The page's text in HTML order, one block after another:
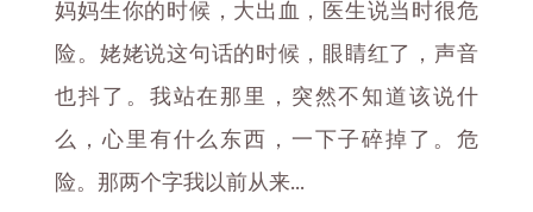
妈妈生你的时候，大出血，医生说当时很危
险。姥姥说这句话的时候，眼睛红了，声音
也抖了。我站在那里，突然不知道该说什
么，心里有什么东西，一下子碎掉了。危
险。那两个字我以前从来...